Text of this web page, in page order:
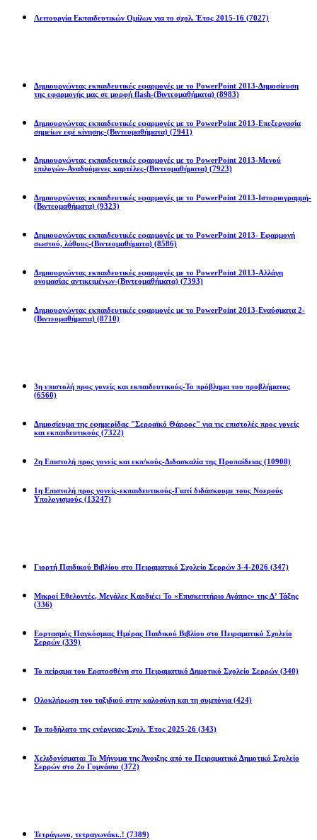
Λειτουργία Εκπαιδευτικών Ομίλων για το σχολ. Έτος 2015-16 (7027)
Δημιουργώντας εκπαιδευτικές εφαρμογές με το PowerPoint 2013-Δημοσίευση
της εφαρμογής μας σε μορφή flash-(Βιντεομαθήματα) (8983)
Δημιουργώντας εκπαιδευτικές εφαρμογές με το PowerPoint 2013-Επεξεργασία
σημείων εφέ κίνησης-(Βιντεομαθήματα) (7941)
Δημιουργώντας εκπαιδευτικές εφαρμογές με το PowerPoint 2013-Μενού
επιλογών-Αναδυόμενες καρτέλες-(Βιντεομαθήματα) (7923)
Δημιουργώντας εκπαιδευτικές εφαρμογές με το PowerPoint 2013-Ιστοριογραμμή-
(Βιντεομαθήματα) (9323)
Δημιουργώντας εκπαιδευτικές εφαρμογές με το PowerPoint 2013- Εφαρμογή
σωστού, λάθους-(Βιντεομαθήματα) (8586)
Δημιουργώντας εκπαιδευτικές εφαρμογές με το PowerPoint 2013-Αλλάγη
ονομασίας αντικειμένων-(Βιντεομαθήματα) (7393)
Δημιουργώντας εκπαιδευτικές εφαρμογές με το PowerPoint 2013-Εναύσματα 2-
(Βιντεομαθήματα) (8710)
3η επιστολή προς γονείς και εκπαιδευτικούς-Το πρόβλημα του προβλήματος
(6560)
Δημοσίευμα της εφημερίδας "Σερραϊκό Θάρρος" για τις επιστολές προς γονείς
και εκπαιδευτικούς (7322)
2η Eπιστολή προς γονείς και εκπ/κούς-Διδασκαλία της Προπαίδειας (10908)
1η Επιστολή προς γονείς-εκπαιδευτικούς-Γιατί διδάσκουμε τους Νοερούς
Υπολογισμούς (13247)
Γιορτή Παιδικού Βιβλίου στο Πειραματικό Σχολείο Σερρών 3-4-2026 (347)
Μικροί Εθελοντές, Μεγάλες Καρδιές: Το «Επισκεπτήριο Αγάπης» της Δ’ Τάξης
(336)
Εορτασμός Παγκόσμιας Ημέρας Παιδικού Βιβλίου στο Πειραματικό Σχολείο
Σερρών (339)
Το πείραμα του Ερατοσθένη στο Πειραματικό Δημοτικό Σχολείο Σερρών (340)
Ολοκλήρωση του ταξιδιού στην καλοσύνη και τη συμπόνια (424)
Το ποδήλατο της ενέργειας-Σχολ. Έτος 2025-26 (343)
Χελιδονίσματα: Το Μήνυμα της Άνοιξης από το Πειραματικό Δημοτικό Σχολείο
Σερρών στο 2ο Γυμνάσιο (372)
Τετράγωνο, τετραγωνάκι..! (7389)